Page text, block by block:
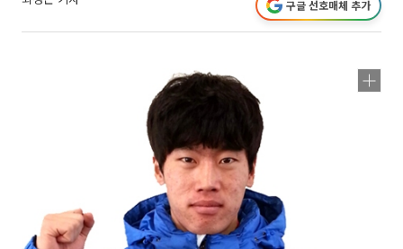
구글 선호매체 추가